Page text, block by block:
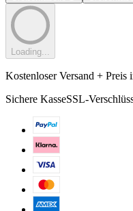
Loading...
Kostenloser Versand + Preis
Sichere KasseSSL-